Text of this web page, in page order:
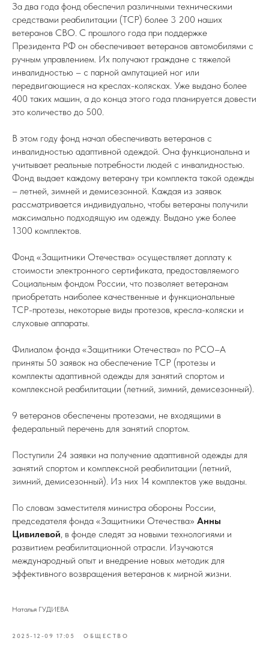
За два года фонд обеспечил различными техническими
средствами реабилитации (ТСР) более 3 200 наших
ветеранов СВО. С прошлого года при поддержке
Президента РФ он обеспечивает ветеранов автомобилями с
ручным управлением. Их получают граждане с тяжелой
инвалидностью – с парной ампутацией ног или
передвигающиеся на креслах-колясках. Уже выдано более
400 таких машин, а до конца этого года планируется довести
это количество до 500.
В этом году фонд начал обеспечивать ветеранов с
инвалидностью адаптивной одеждой. Она функциональна и
учитывает реальные потребности людей с инвалидностью.
Фонд выдает каждому ветерану три комплекта такой одежды
– летней, зимней и демисезонной. Каждая из заявок
рассматривается индивидуально, чтобы ветераны получили
максимально подходящую им одежду. Выдано уже более
1300 комплектов.
Фонд «Защитники Отечества» осуществляет доплату к
стоимости электронного сертификата, предоставляемого
Социальным фондом России, что позволяет ветеранам
приобретать наиболее качественные и функциональные
ТСР-протезы, некоторые виды протезов, кресла-коляски и
слуховые аппараты.
Филиалом фонда «Защитники Отечества» по РСО–А
приняты 50 заявок на обеспечение ТСР (протезы и
комплекты адаптивной одежды для занятий спортом и
комплексной реабилитации (летний, зимний, демисезонный).
9 ветеранов обеспечены протезами, не входящими в
федеральный перечень для занятий спортом.
Поступили 24 заявки на получение адаптивной одежды для
занятий спортом и комплексной реабилитации (летний,
зимний, демисезонный). Из них 14 комплектов уже выданы.
По словам заместителя министра обороны России,
председателя фонда «Защитники Отечества» Анны
Цивилевой, в фонде следят за новыми технологиями и
развитием реабилитационной отрасли. Изучаются
международный опыт и внедрение новых методик для
эффективного возвращения ветеранов к мирной жизни.
Наталья ГУДИЕВА
2025-12-09 17:05 ОБЩЕСТВО